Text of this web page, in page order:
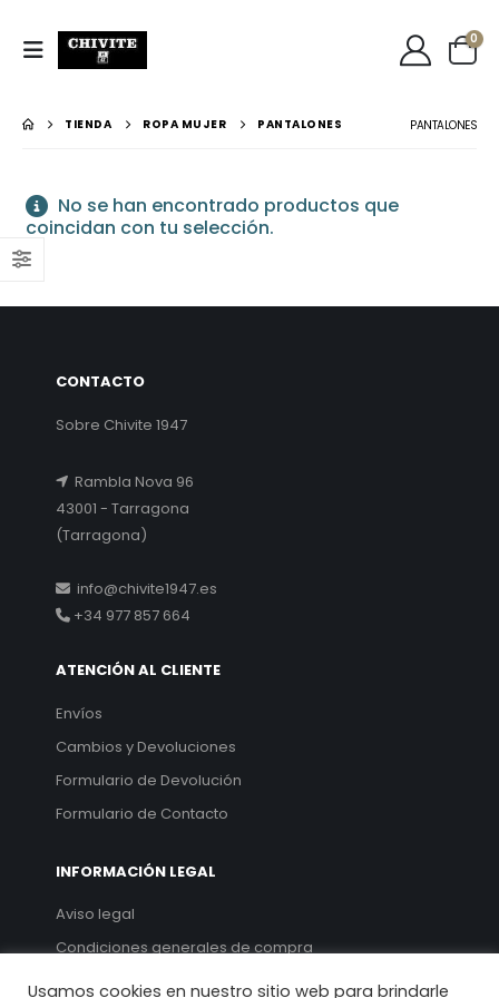
0
PANTALONES
TIENDA ROPA MUJER PANTALONES
No se han encontrado productos que
coincidan con tu selección.
CONTACTO
Sobre Chivite 1947
Rambla Nova 96
43001 - Tarragona
(Tarragona)
info@chivite1947.es
+34 977 857 664
ATENCIÓN AL CLIENTE
Envíos
Cambios y Devoluciones
Formulario de Devolución
Formulario de Contacto
INFORMACIÓN LEGAL
Aviso legal
Condiciones generales de compra
Política de privacidad
Usamos cookies en nuestro sitio web para brindarle